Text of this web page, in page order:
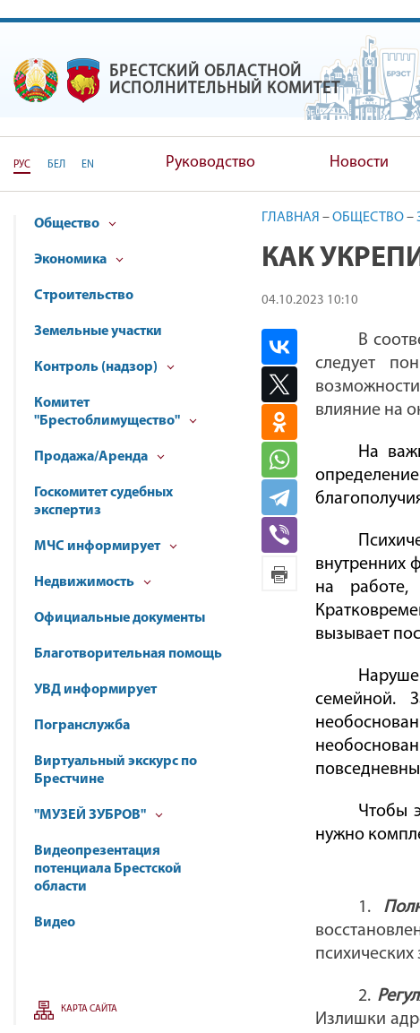
БРЕСТСКИЙ ОБЛАСТНОЙ
БРЕСТСКИЙ ОБЛАСТНОЙ
ИСПОЛНИТЕЛЬНЫЙ КОМИТЕТ
РУС БЕЛ EN Руководство Новости
Общество
Экономика
Строительство
Земельные участки
Контроль (надзор)
Комитет
"Брестоблимущество"
Продажа/Аренда
Госкомитет судебных
экспертиз
МЧС информирует
Недвижимость
Официальные документы
Благотворительная помощь
УВД информирует
Погранслужба
Виртуальный экскурс по
Брестчине
"МУЗЕЙ ЗУБРОВ"
Видеопрезентация
потенциала Брестской
области
Видео
КАРТА САЙТА
ГЛАВНАЯ –ОБЩЕСТВО–
КАК
04.10.2023 10:10
В
следует
влияние на
На
внутренних
на
вызывает
семейной.
Чтобы
нужно
1.
2.
Излишки